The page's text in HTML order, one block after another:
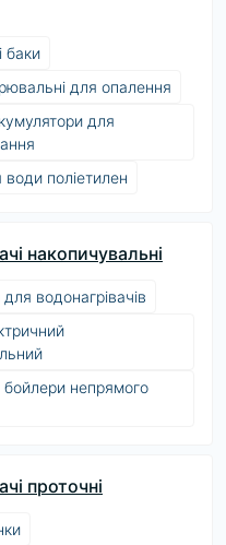
баки
для опалення
для
води поліетилен
накопичувальні
водонагрівачів
бойлери непрямого
проточні